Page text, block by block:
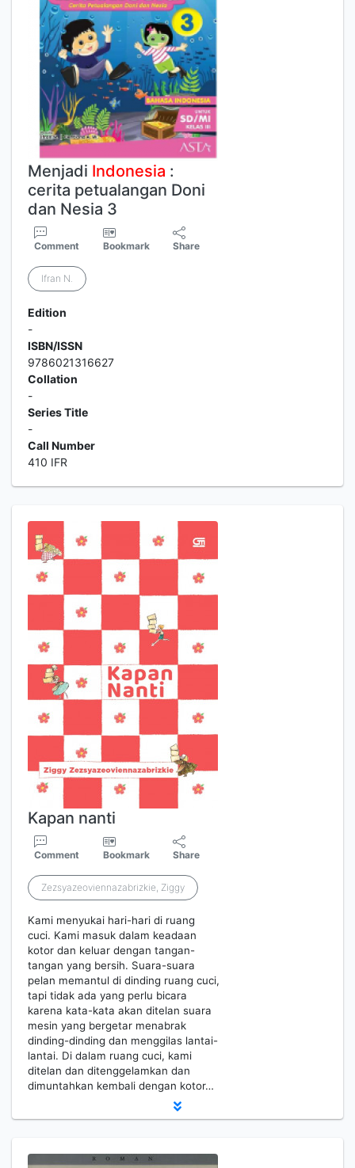
Menjadi Indonesia :
cerita petualangan Doni
dan Nesia 3
Comment Bookmark Share
Ifran N.
Edition
-
ISBN/ISSN
9786021316627
Collation
-
Series Title
-
Call Number
410 IFR
Kapan nanti
Comment Bookmark Share
Zezsyazeoviennazabrizkie, Ziggy
Kami menyukai hari-hari di ruang
cuci. Kami masuk dalam keadaan
kotor dan keluar dengan tangan-
tangan yang bersih. Suara-suara
pelan memantul di dinding ruang cuci,
tapi tidak ada yang perlu bicara
karena kata-kata akan ditelan suara
mesin yang bergetar menabrak
dinding-dinding dan menggilas lantai-
lantai. Di dalam ruang cuci, kami
ditelan dan ditenggelamkan dan
dimuntahkan kembali dengan kotor…